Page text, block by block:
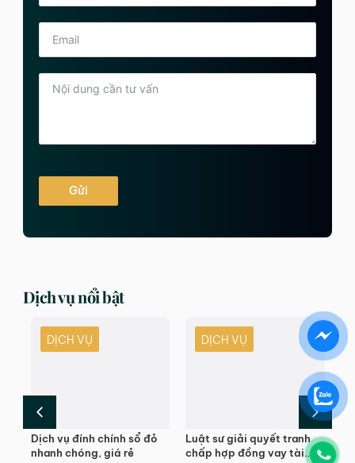
Gửi
Dịch vụ nổi bật
DỊCH VỤ
Dịch vụ đính chính sổ đỏ
nhanh chóng, giá rẻ
DỊCH VỤ
Luật sư giải quyết tranh
chấp hợp đồng vay tài
tin